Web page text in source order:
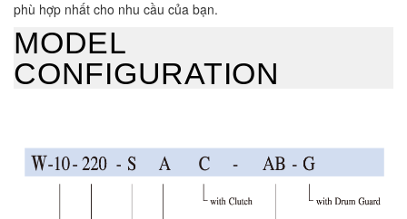
phù hợp nhất cho nhu cầu của bạn.
MODEL
CONFIGURATION